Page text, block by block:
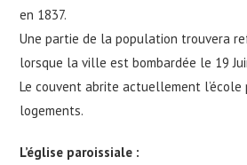
en 1837.
Une partie de la population trouvera
lorsque la ville est bombardée le 19
Le couvent abrite actuellement l’école
logements.
L’église paroissiale :